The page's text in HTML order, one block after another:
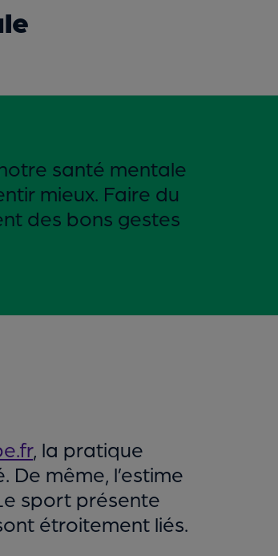
santé mentale
mieux. Faire du
des bons gestes
, la pratique
même, l’estime
sport présente
étroitement liés.